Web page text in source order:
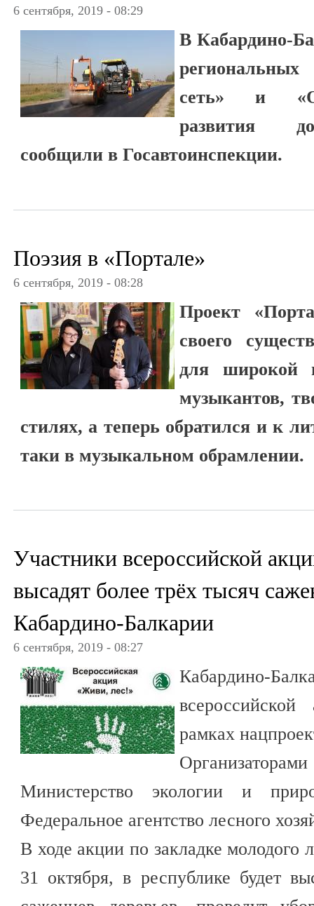
6 сентября, 2019 - 08:29
В Кабардино-
сеть» и
развития
сообщили в Госавтоинспекции.
Поэзия в «Портале»
6 сентября, 2019 - 08:28
Проект
своего
для широкой
музыкантов,
стилях, а теперь обратился и к
таки в музыкальном обрамлении.
Участники всероссийской
высадят более трёх тысяч
Кабардино-Балкарии
6 сентября, 2019 - 08:27
Кабардино-
рамках
Министерство экологии и
Федеральное агентство лесного
В ходе акции по закладке молодого
31 октября, в республике будет